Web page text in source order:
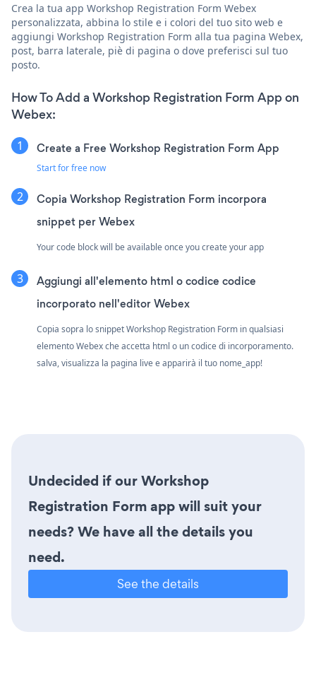
Crea la tua app Workshop Registration Form Webex
personalizzata, abbina lo stile e i colori del tuo sito web e
aggiungi Workshop Registration Form alla tua pagina Webex,
post, barra laterale, piè di pagina o dove preferisci sul tuo
posto.
How To Add a Workshop Registration Form App on
Webex:
Create a Free Workshop Registration Form App
Start for free now
Copia Workshop Registration Form incorpora
snippet per Webex
Your code block will be available once you create your app
Aggiungi all'elemento html o codice codice
incorporato nell'editor Webex
Copia sopra lo snippet Workshop Registration Form in qualsiasi
elemento Webex che accetta html o un codice di incorporamento.
salva, visualizza la pagina live e apparirà il tuo nome_app!
Undecided if our Workshop
Registration Form app will suit your
needs? We have all the details you
need.
See the details